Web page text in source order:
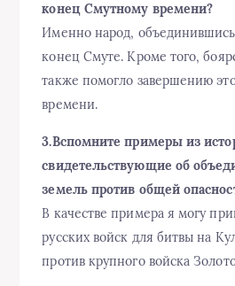
конец Смутному времени?
Именно народ,
конец Смуте. Кроме того,
также помогло завершению
времени.
3.Вспомните примеры из
свидетельствующие об
земель против общей
В качестве примера я могу
русских войск для битвы на
против крупного войска